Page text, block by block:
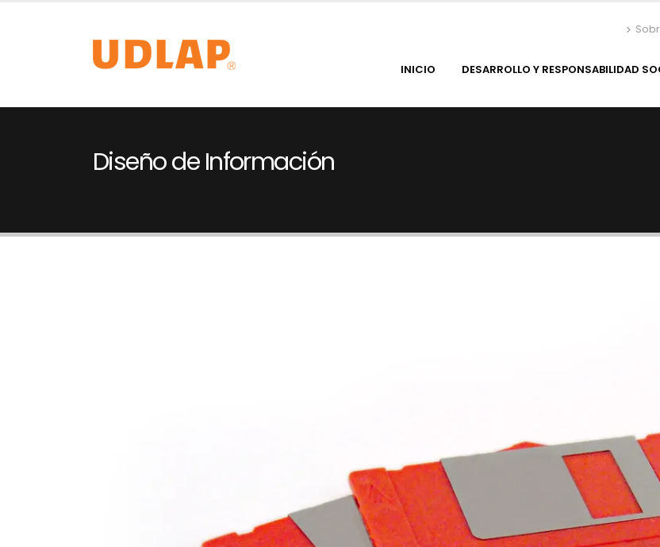
INICIO DESARROLLO Y RESPONSABILIDAD
Diseño de Información